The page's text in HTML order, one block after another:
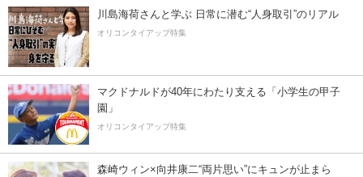
川島海荷さんと学ぶ 日常に潜む“人身取引”のリアル
オリコンタイアップ特集
マクドナルドが40年にわたり支える「小学生の甲子
園」
オリコンタイアップ特集
森崎ウィン×向井康二“両片思い”にキュンが止まら